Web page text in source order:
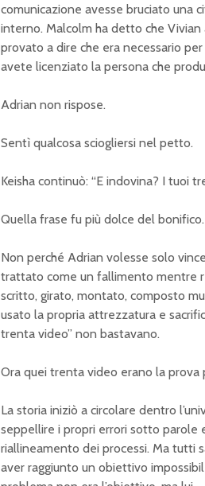
comunicazione avesse bruciato una
interno. Malcolm ha detto che
provato a dire che era necessario
avete licenziato la persona che
Adrian non rispose.
Sentì qualcosa sciogliersi nel petto.
Keisha continuò: “E indovina? I tuoi
Quella frase fu più dolce del bonifico.
Non perché Adrian volesse solo
trattato come un fallimento mentre
scritto, girato, montato, composto
usato la propria attrezzatura e
trenta video” non bastavano.
Ora quei trenta video erano la prova
La storia iniziò a circolare dentro
seppellire i propri errori sotto parole
riallineamento dei processi. Ma tutti
aver raggiunto un obiettivo